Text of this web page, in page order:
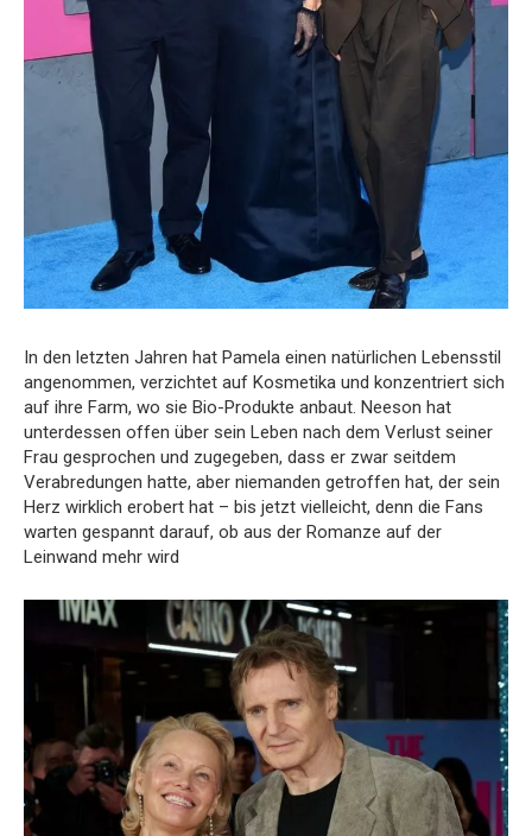
In den letzten Jahren hat Pamela einen natürlichen Lebensstil
angenommen, verzichtet auf Kosmetika und konzentriert sich
auf ihre Farm, wo sie Bio-Produkte anbaut. Neeson hat
unterdessen offen über sein Leben nach dem Verlust seiner
Frau gesprochen und zugegeben, dass er zwar seitdem
Verabredungen hatte, aber niemanden getroffen hat, der sein
Herz wirklich erobert hat – bis jetzt vielleicht, denn die Fans
warten gespannt darauf, ob aus der Romanze auf der
Leinwand mehr wird